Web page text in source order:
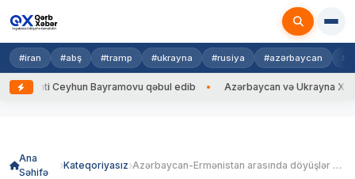
#iran #abş #tramp #ukrayna #rusiya #azərbaycan
Ceyhun Bayramovu qəbul edib Azərbaycan və Ukrayna XİN
Ana
Səhifə
Kateqoriyasız Azərbaycan-Ermənistan arasında döyüşlər gedir… – BBC yazır